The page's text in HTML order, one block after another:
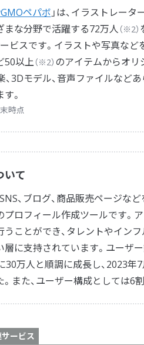
ペパボ 」は、イラストレー
まな分野で活躍する72万人（※2）
ービスです。イラストや写真な
50以上（※2） のアイテムからオリ
、3Dモデル、音声ファイルな
。
時点
いて
SNS、ブログ、商品販売ページ
プロフィール作成ツールです。
うことができ、タレントやイン
層に支持されています。ユーザ
30万人と順調に成長し、2023年
また、ユーザー構成としては6
ービス